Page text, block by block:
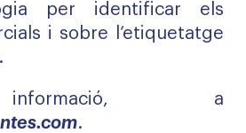
per identificar els
i sobre l’etiquetatge
a
.